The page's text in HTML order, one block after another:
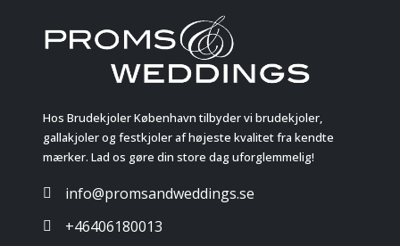
Hos Brudekjoler København tilbyder vi brudekjoler,
gallakjoler og festkjoler af højeste kvalitet fra kendte
mærker. Lad os gøre din store dag uforglemmelig!
info@promsandweddings.se
+46406180013